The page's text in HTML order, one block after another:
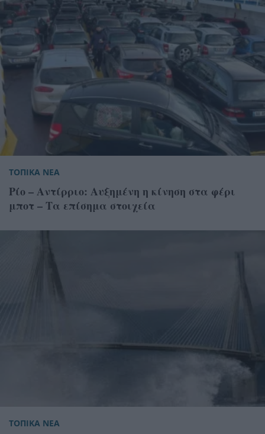
ΤΟΠΙΚΑ ΝΕΑ
Ρίο – Αντίρριο: Αυξημένη η κίνηση στα φέρι
μποτ – Τα επίσημα στοιχεία
ΤΟΠΙΚΑ ΝΕΑ